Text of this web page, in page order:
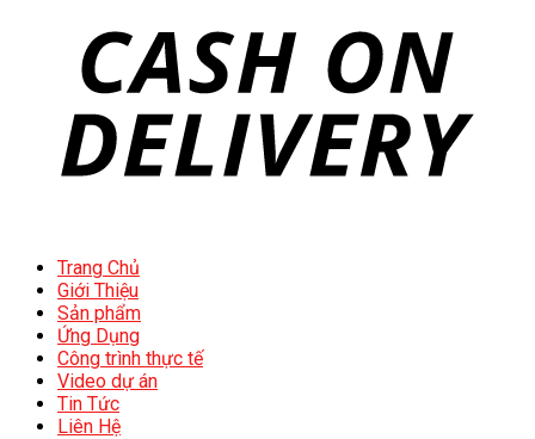
Trang Chủ
Giới Thiệu
Sản phẩm
Ứng Dụng
Công trình thực tế
Video dự án
Tin Tức
Liên Hệ